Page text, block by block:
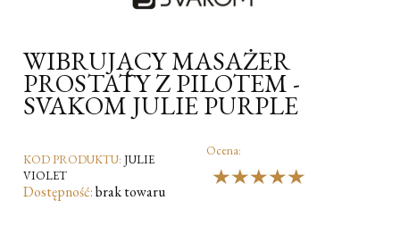
WIBRUJĄCY MASAŻER
PROSTATY Z PILOTEM -
SVAKOM JULIE PURPLE
KOD PRODUKTU: JULIE
VIOLET
Dostępność:brak towaru
Ocena: